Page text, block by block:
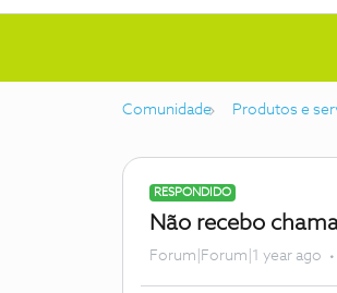
Comunidade Produtos e
RESPONDIDO
Não recebo
Forum|Forum|1 year ago